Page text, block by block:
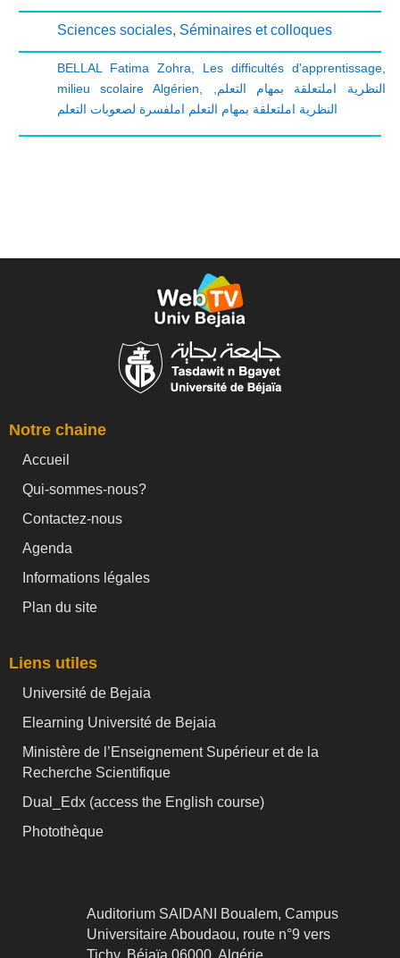
Sciences sociales, Séminaires et colloques
BELLAL Fatima Zohra Les difficultés d'apprentissage,
milieu scolaire Algérien
النظرية املتعلقة بمهام التعلم
النظرية املتعلقة بمهام التعلم املفسرة لصعوبات التعلم
Notre chaine
Accueil
Qui-sommes-nous?
Contactez-nous
Agenda
Informations légales
Plan du site
Liens utiles
Université de Bejaia
Elearning Université de Bejaia
Ministère de l’Enseignement Supérieur et de la
Recherche Scientifique
Dual_Edx (access the English course)
Photothèque
Auditorium SAIDANI Boualem, Campus
Universitaire Aboudaou, route n°9 vers
Tichy, Béjaïa 06000, Algérie